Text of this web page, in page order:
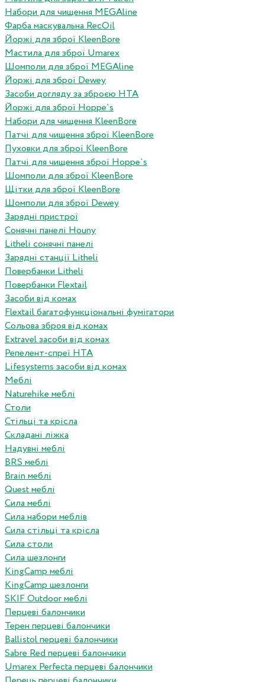
Набори для чищення MEGAline
Фарба маскувальна RecOil
Йоржі для зброї KleenBore
Мастила для зброї Umarex
Шомполи для зброї MEGAline
Йоржі для зброї Dewey
Засоби догляду за зброєю HTA
Йоржі для зброї Hoppe`s
Набори для чищення KleenBore
Патчі для чищення зброї KleenBore
Пуховки для зброї KleenBore
Патчі для чищення зброї Hoppe`s
Шомполи для зброї KleenBore
Щітки для зброї KleenBore
Шомполи для зброї Dewey
Зарядні пристрої
Сонячні панелі Houny
Litheli сонячні панелі
Зарядні станції Litheli
Повербанки Litheli
Повербанки Flextail
Засоби від комах
Flextail багатофункціональні фумігатори
Сольова зброя від комах
Extravel засоби від комах
Репелент-спреї HTA
Lifesystems засоби від комах
Меблі
Naturehike меблі
Столи
Стільці та крісла
Складані ліжка
Надувні меблі
BRS меблі
Brain меблі
Quest меблі
Сила меблі
Сила набори меблів
Сила стільці та крісла
Сила столи
Сила шезлонги
KingCamp меблі
KingCamp шезлонги
SKIF Outdoor меблі
Перцеві балончики
Терен перцеві балончики
Ballistol перцеві балончики
Sabre Red перцеві балончики
Umarex Perfecta перцеві балончики